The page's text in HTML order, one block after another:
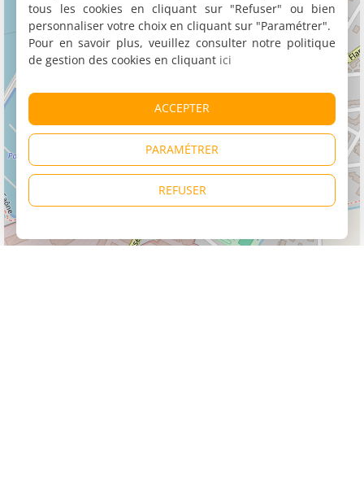
tous les cookies en cliquant sur "Refuser" ou bien
personnaliser votre choix en cliquant sur "Paramétrer".
Pour en savoir plus, veuillez consulter notre politique
de gestion des cookies en cliquant ici
ACCEPTER
PARAMÉTRER
REFUSER